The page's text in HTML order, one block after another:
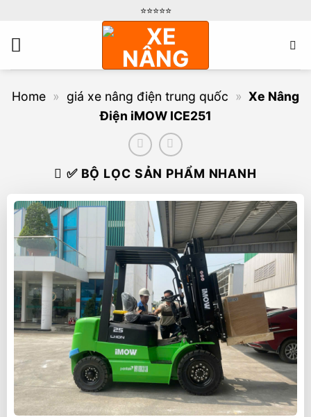
nội
dung
⭐️⭐️⭐️⭐️⭐️
Home » giá xe nâng điện trung quốc » Xe Nâng
Điện iMOW ICE251
✅ BỘ LỌC SẢN PHẨM NHANH